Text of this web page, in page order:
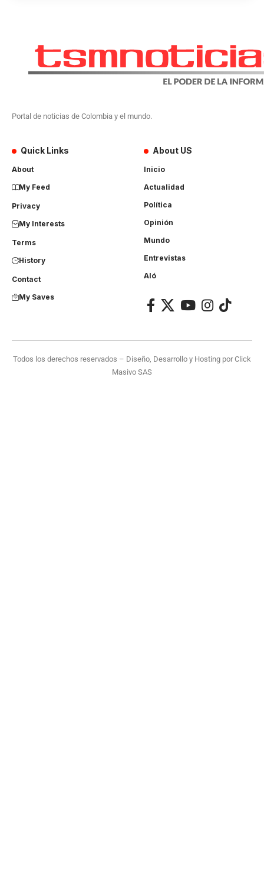
Portal de noticias de Colombia y el mundo.
Quick Links
About
My Feed
Privacy
My Interests
Terms
History
Contact
My Saves
About US
Inicio
Actualidad
Política
Opinión
Mundo
Entrevistas
Aló
Todos los derechos reservados – Diseño, Desarrollo y Hosting porClick
Masivo SAS